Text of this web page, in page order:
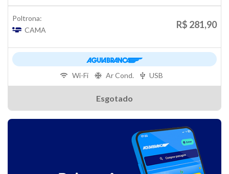
Poltrona:
CAMA
R$ 281,90
Esgotado
Wi-Fi Ar Cond. USB